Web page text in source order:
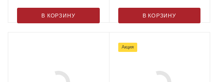
В КОРЗИНУ В КОРЗИНУ
Акция